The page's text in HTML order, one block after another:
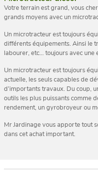
Votre terrain est grand, vous
grands moyens avec un
Un microtracteur est toujours
différents équipements. Ainsi le
labourer, etc… toujours avec une
Un microtracteur est toujours
actuelle, les seuls capables de
d’importants travaux. Du coup,
outils les plus puissants comme
rendement, un gyrobroyeur ou
Mr Jardinage vous apporte tout
dans cet achat important.